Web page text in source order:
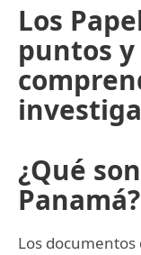
Los
puntos y
¿Qué
Panamá?
Los